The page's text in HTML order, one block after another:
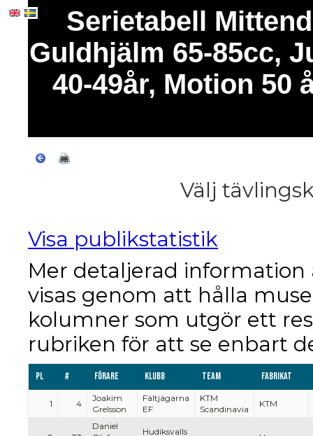
Serietabell
Guldhjälm 65-85cc,
40-49år, Motion 50
Välj
Visa publikstatistik
Mer detaljerad
visas genom att hålla
kolumner som utgör ett
rubriken för att se enbart
Pl # Förare Klubb Team Fabrikat
1 4
Joakim
Grelsson
Fältjägarna
EF
KTM
Scandinavia
KTM
Daniel
Hudiksvalls